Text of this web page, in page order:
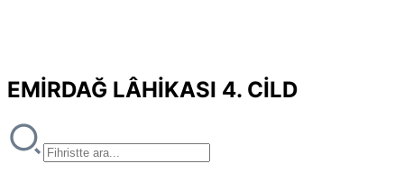
EMİRDAĞ LÂHİKASI 4. CİLD